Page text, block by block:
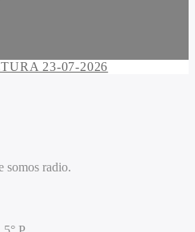
23-07-2026
somos radio.